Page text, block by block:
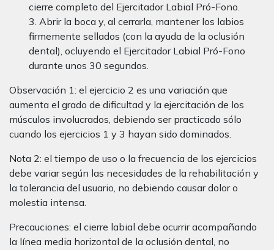
cierre completo del Ejercitador Labial Pró-Fono.
3. Abrir la boca y, al cerrarla, mantener los labios
firmemente sellados (con la ayuda de la oclusión
dental), ocluyendo el Ejercitador Labial Pró-Fono
durante unos 30 segundos.
Observación 1: el ejercicio 2 es una variación que
aumenta el grado de dificultad y la ejercitación de los
músculos involucrados, debiendo ser practicado sólo
cuando los ejercicios 1 y 3 hayan sido dominados.
Nota 2: el tiempo de uso o la frecuencia de los ejercicios
debe variar según las necesidades de la rehabilitación y
la tolerancia del usuario, no debiendo causar dolor o
molestia intensa.
Precauciones: el cierre labial debe ocurrir acompañando
la línea media horizontal de la oclusión dental, no